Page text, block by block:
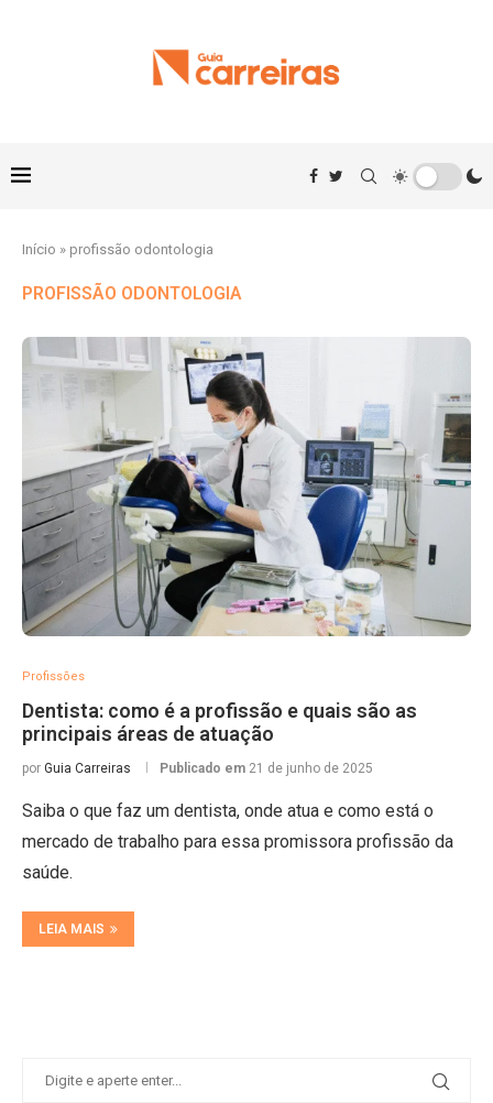
Início » profissão odontologia
PROFISSÃO ODONTOLOGIA
Profissões
Dentista: como é a profissão e quais são as
principais áreas de atuação
por Guia Carreiras Publicado em 21 de junho de 2025
Saiba o que faz um dentista, onde atua e como está o
mercado de trabalho para essa promissora profissão da
saúde.
LEIA MAIS